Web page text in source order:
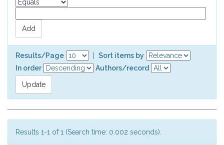
Results/Page
Sort items by
In order
Authors/record
Results 1-1 of 1 (Search time: 0.002 seconds).